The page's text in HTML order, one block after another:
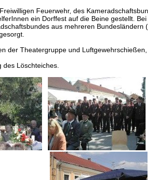
Feuerwehr, des
ein Dorffest auf die Beine gestellt.
aus mehreren
der Theatergruppe und
Löschteiches.